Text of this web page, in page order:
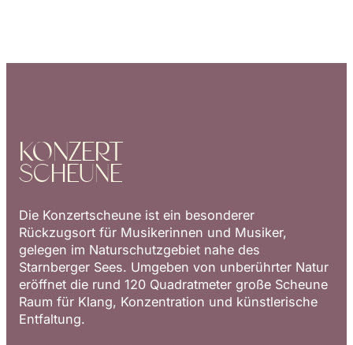
KONZERT
SCHEUNE
Die Konzertscheune ist ein besonderer
Rückzugsort für Musikerinnen und Musiker,
gelegen im Naturschutzgebiet nahe des
Starnberger Sees. Umgeben von unberührter Natur
eröffnet die rund 120 Quadratmeter große Scheune
Raum für Klang, Konzentration und künstlerische
Entfaltung.